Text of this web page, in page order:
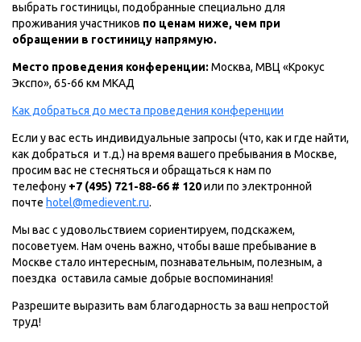
выбрать гостиницы, подобранные специально для
проживания участников по ценам ниже, чем при
обращении в гостиницу напрямую.
Место проведения конференции: Москва, МВЦ «Крокус
Экспо», 65-66 км МКАД
Как добраться до места проведения конференции
Если у вас есть индивидуальные запросы (что, как и где найти,
как добраться и т.д.) на время вашего пребывания в Москве,
просим вас не стесняться и обращаться к нам по
телефону +7 (495) 721-88-66 # 120или по электронной
почте hotel@medievent.ru.
Мы вас с удовольствием сориентируем, подскажем,
посоветуем. Нам очень важно, чтобы ваше пребывание в
Москве стало интересным, познавательным, полезным, а
поездка оставила самые добрые воспоминания!
Разрешите выразить вам благодарность за ваш непростой
труд!